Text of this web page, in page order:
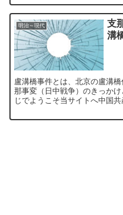
明治～現代
支
溝
盧溝橋事件とは、北京の盧溝
那事変（日中戦争）のきっか
じでようこそ当サイトへ中国
を...